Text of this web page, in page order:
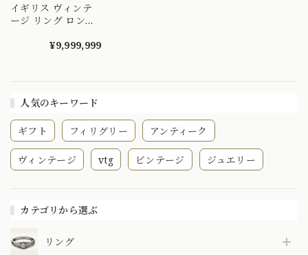
人気のキーワード
ギフト フィリグリー アンティーク
ヴィンテージ vtg ビンテージ ジュエリー
カテゴリから選ぶ
リング
イギリス ヴィンテ
ージ リング ロンド
ク ジュエリー ロマ
ルド アメジスト ル
ビー サファイア ト
ルマリン DR00447
¥9,999,999